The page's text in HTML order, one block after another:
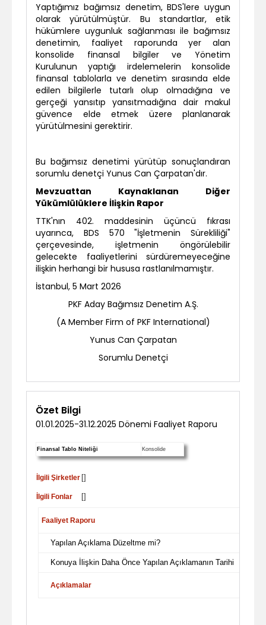
Yaptığımız bağımsız denetim, BDS'lere uygun
olarak yürütülmüştür. Bu standartlar, etik
hükümlere uygunluk sağlanması ile bağımsız
denetimin, faaliyet raporunda yer alan
konsolide finansal bilgiler ve Yönetim
Kurulunun yaptığı irdelemelerin konsolide
finansal tablolarla ve denetim sırasında elde
edilen bilgilerle tutarlı olup olmadığına ve
gerçeği yansıtıp yansıtmadığına dair makul
güvence elde etmek üzere planlanarak
yürütülmesini gerektirir.
Bu bağımsız denetimi yürütüp sonuçlandıran
sorumlu denetçi Yunus Can Çarpatan'dır.
Mevzuattan Kaynaklanan Diğer
Yükümlülüklere İlişkin Rapor
TTK'nın 402. maddesinin üçüncü fıkrası
uyarınca, BDS 570 "İşletmenin Sürekliliği"
çerçevesinde, işletmenin öngörülebilir
gelecekte faaliyetlerini sürdüremeyeceğine
ilişkin herhangi bir hususa rastlanılmamıştır.
İstanbul, 5 Mart 2026
PKF Aday Bağımsız Denetim A.Ş.
(A Member Firm of PKF International)
Yunus Can Çarpatan
Sorumlu Denetçi
Özet Bilgi
01.01.2025-31.12.2025 Dönemi Faaliyet Raporu
Finansal Tablo Niteliği Konsolide
İlgili Şirketler []
İlgili Fonlar []
Faaliyet Raporu
Yapılan Açıklama Düzeltme mi?
Konuya İlişkin Daha Önce Yapılan Açıklamanın Tarihi
Açıklamalar